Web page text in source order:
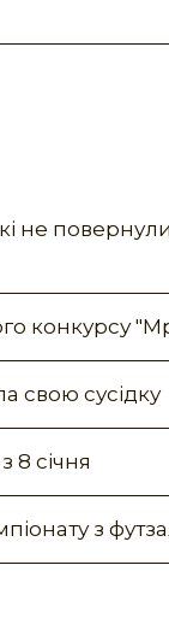
не
конкурсу
свою сусідку
8 січня
з